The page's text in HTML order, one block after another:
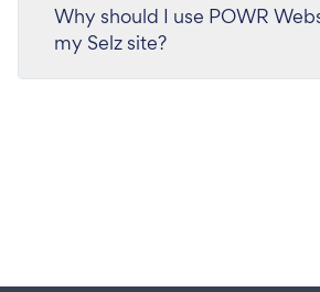
Why should I use POWR
my Selz site?